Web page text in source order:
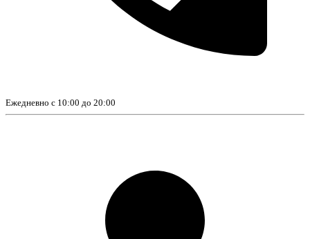
Ежедневно с 10:00 до 20:00